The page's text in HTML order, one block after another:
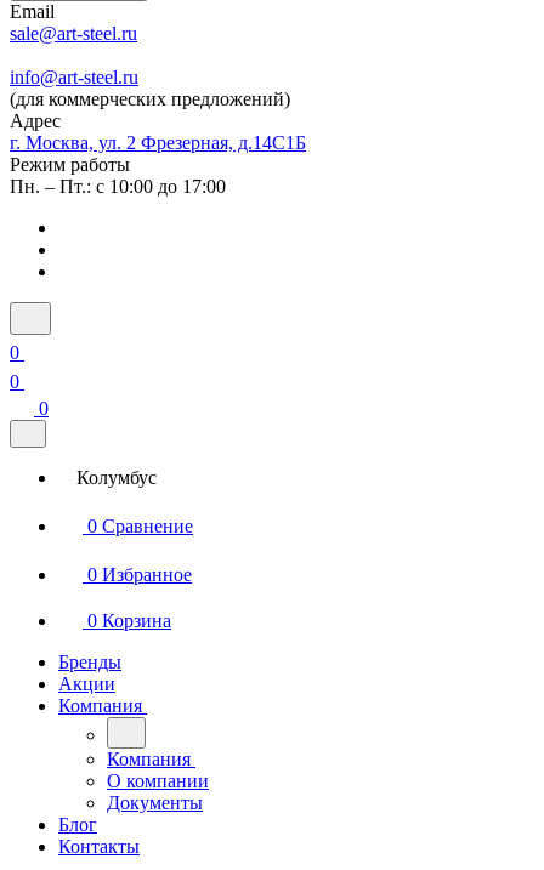
Email
sale@art-steel.ru
info@art-steel.ru
(для коммерческих предложений)
Адрес
г. Москва, ул. 2 Фрезерная, д.14С1Б
Режим работы
Пн. – Пт.: с 10:00 до 17:00
0
0
0
Колумбус
0 Сравнение
0 Избранное
0 Корзина
Бренды
Акции
Компания
Компания
О компании
Документы
Блог
Контакты